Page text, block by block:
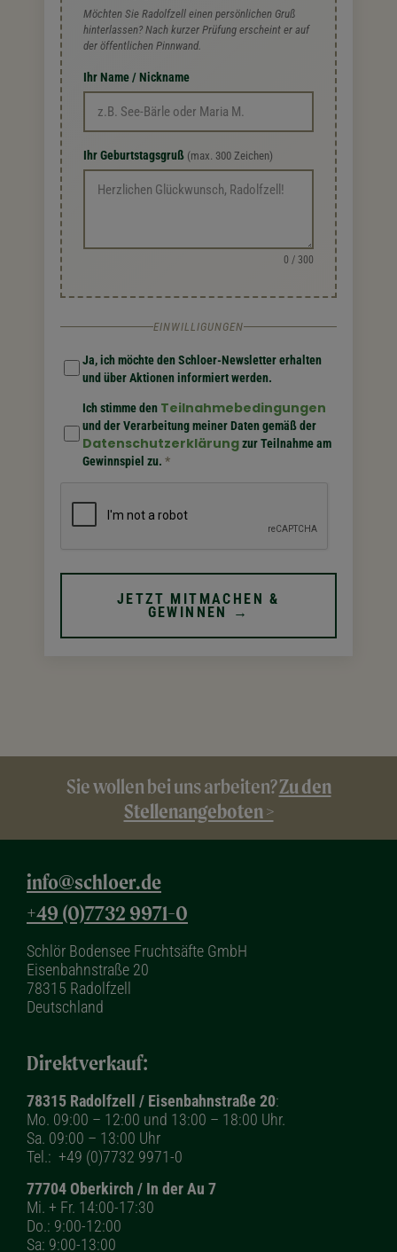
Möchten Sie Radolfzell einen persönlichen Gruß
hinterlassen? Nach kurzer Prüfung erscheint er auf
der öffentlichen Pinnwand.
Ihr Name / Nickname
Ihr Geburtstagsgruß (max. 300 Zeichen)
0 / 300
EINWILLIGUNGEN
Ja, ich möchte den Schloer-Newsletter erhalten
und über Aktionen informiert werden.
Ich stimme den Teilnahmebedingungen
und der Verarbeitung meiner Daten gemäß der
Datenschutzerklärungzur Teilnahme am
Gewinnspiel zu. *
JETZT MITMACHEN &
GEWINNEN →
Sie wollen bei uns arbeiten?Zu den
Stellenangeboten >
info@schloer.de
+49 (0)7732 9971-0
Schlör Bodensee Fruchtsäfte GmbH
Eisenbahnstraße 20
78315 Radolfzell
Deutschland
Direktverkauf:
78315 Radolfzell / Eisenbahnstraße 20:
Mo. 09:00 – 12:00 und 13:00 – 18:00 Uhr.
Sa. 09:00 – 13:00 Uhr
Tel.: +49 (0)7732 9971-0
77704 Oberkirch / In der Au 7
Mi. + Fr. 14:00-17:30
Do.: 9:00-12:00
Sa: 9:00-13:00